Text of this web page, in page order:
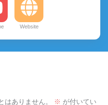
Website
はありません。 ※ が付いてい